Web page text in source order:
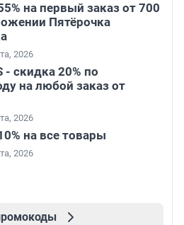
на первый заказ от 700
Пятёрочка
2026
- скидка 20% по
на любой заказ от
2026
на все товары
2026